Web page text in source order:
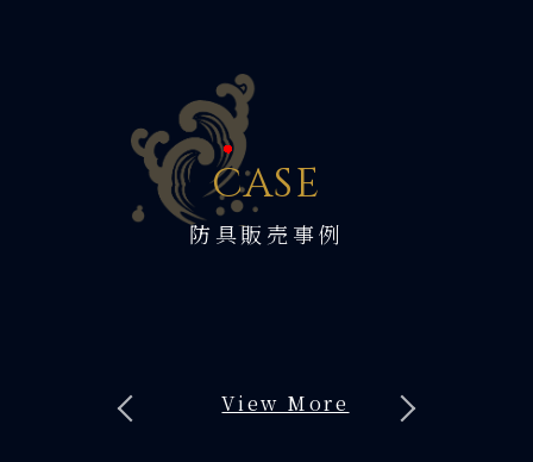
CASE
防具販売事例
View More